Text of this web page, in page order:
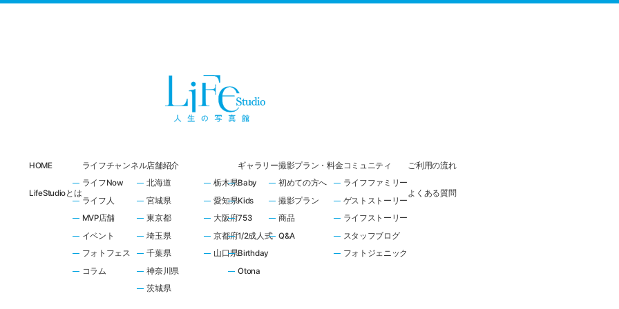
HOME
LifeStudioとは
ライフチャンネル
ライフNow
ライフ人
MVP店舗
イベント
フォトフェス
コラム
店舗紹介
北海道
宮城県
東京都
埼玉県
千葉県
神奈川県
茨城県
栃木県
愛知県
大阪府
京都府
山口県
ギャラリー
Baby
Kids
753
1/2成人式
Birthday
Otona
撮影プラン・料金
初めての方へ
撮影プラン
商品
Q&A
コミュニティ
ライフファミリー
ゲストストーリー
ライフストーリー
スタッフブログ
フォトジェニック
ご利用の流れ
よくある質問